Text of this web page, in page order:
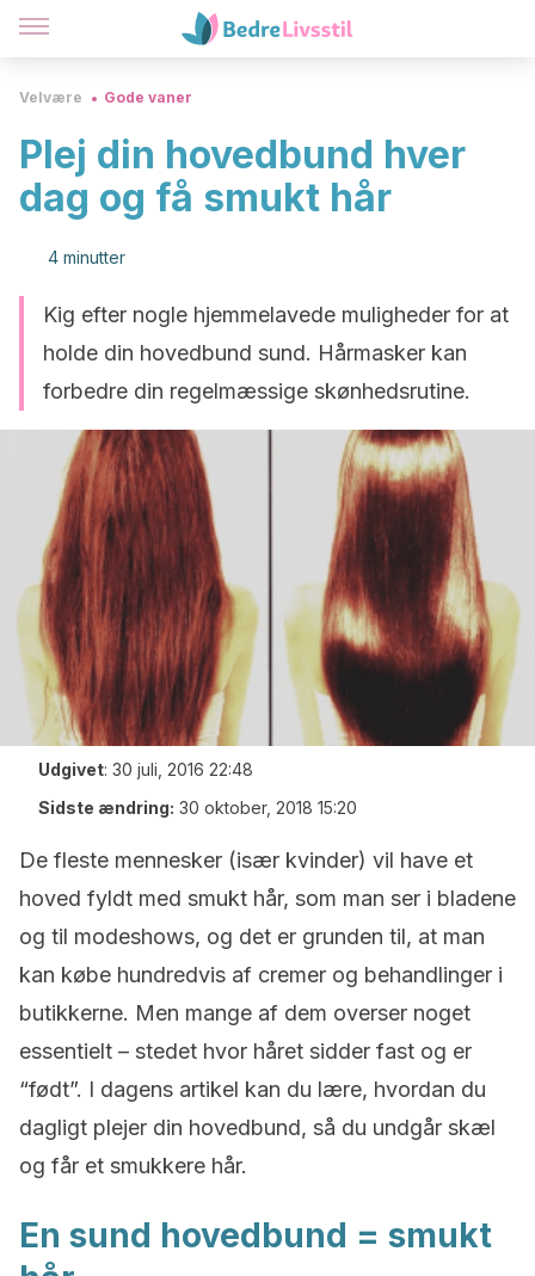
Velvære Gode vaner
Plej din hovedbund hver
dag og få smukt hår
4 minutter
Kig efter nogle hjemmelavede muligheder for at
holde din hovedbund sund. Hårmasker kan
forbedre din regelmæssige skønhedsrutine.
Udgivet: 30 juli, 2016 22:48
Sidste ændring: 30 oktober, 2018 15:20
De fleste mennesker (især kvinder) vil have et
hoved fyldt med smukt hår, som man ser i bladene
og til modeshows, og det er grunden til, at man
kan købe hundredvis af cremer og behandlinger i
butikkerne. Men mange af dem overser noget
essentielt – stedet hvor håret sidder fast og er
“født”. I dagens artikel kan du lære, hvordan du
dagligt plejer din hovedbund, så du undgår skæl
og får et smukkere hår.
En sund hovedbund = smukt